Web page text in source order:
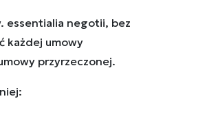
essentialia negotii, bez
każdej umowy
przyrzeczonej.